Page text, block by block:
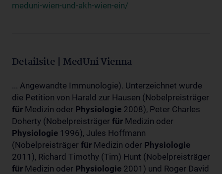
meduni-wien-und-akh-wien-ein/
Detailsite | MedUni Vienna
... Angewandte Immunologie). Unterzeichnet wurde
die Petition von Harald zur Hausen (Nobelpreisträger
für Medizin oder Physiologie 2008), Peter Charles
Doherty (Nobelpreisträger für Medizin oder
Physiologie 1996), Jules Hoffmann
(Nobelpreisträger für Medizin oder Physiologie
2011), Richard Timothy (Tim) Hunt (Nobelpreisträger
für Medizin oder Physiologie 2001) und Roger David